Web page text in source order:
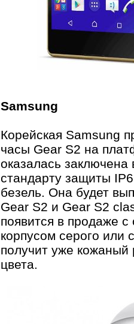
Samsung
Корейская Samsung
часы Gear S2 на
оказалась заключена
стандарту защиты
безель. Она будет
Gear S2 и Gear S2
появится в продаже
корпусом серого или
получит уже кожаный
цвета.